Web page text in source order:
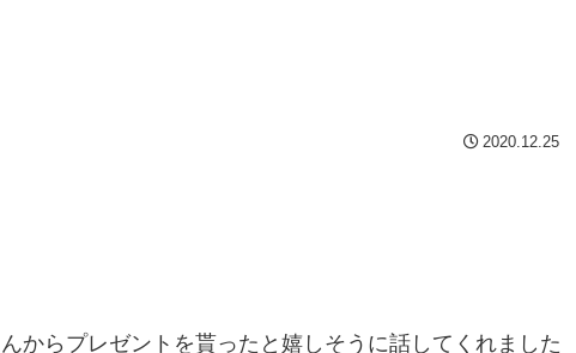
2020.12.25
からプレゼントを貰ったと嬉しそうに話してくれました